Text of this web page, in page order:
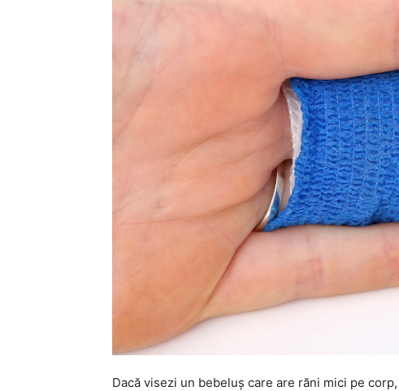
Dacă visezi un bebeluș care are răni mici pe